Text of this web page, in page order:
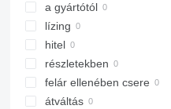
a gyártótól
lízing
hitel
részletekben
felár ellenében csere
átváltás